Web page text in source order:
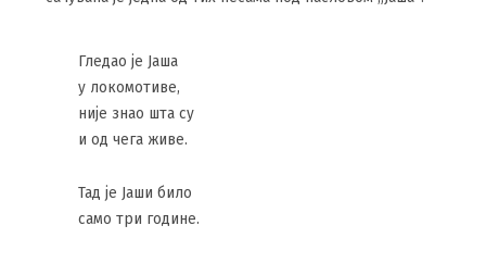
Гледао је Јаша
у локомотиве,
није знао шта су
и од чега живе.
Тад је Јаши било
само три године.